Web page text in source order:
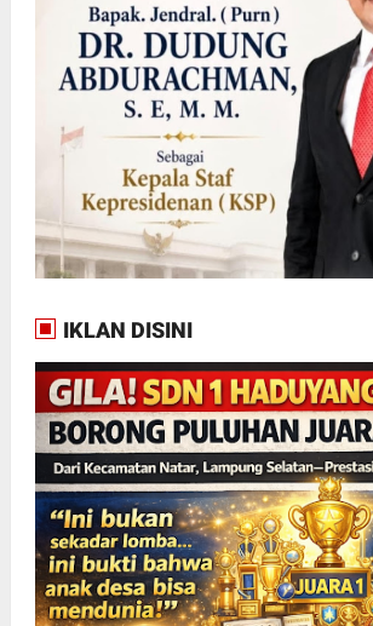
IKLAN DISINI